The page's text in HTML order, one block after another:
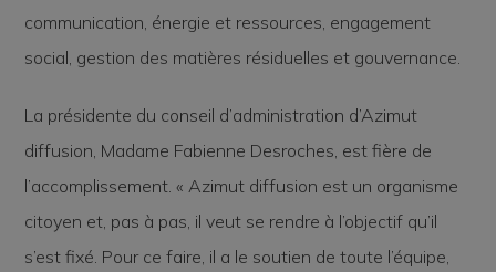
communication, énergie et ressources, engagement
social, gestion des matières résiduelles et gouvernance.
La présidente du conseil d’administration d’Azimut
diffusion, Madame Fabienne Desroches, est fière de
l’accomplissement. « Azimut diffusion est un organisme
citoyen et, pas à pas, il veut se rendre à l’objectif qu’il
s’est fixé. Pour ce faire, il a le soutien de toute l’équipe,